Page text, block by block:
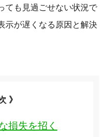
ても見過ごせない状況で
示が遅くなる原因と解決
》
損失を招く